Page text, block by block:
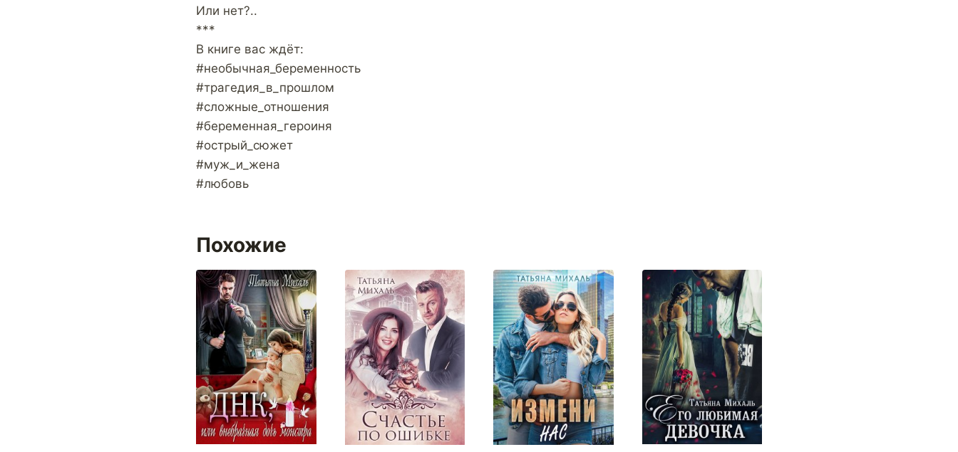
Или нет?..
***
В книге вас ждёт:
#необычная_беременность
#трагедия_в_прошлом
#сложные_отношения
#беременная_героиня
#острый_сюжет
#муж_и_жена
#любовь
Похожие